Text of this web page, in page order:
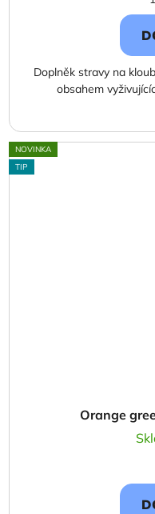
Doplněk stravy na
obsahem
NOVINKA
TIP
Orange